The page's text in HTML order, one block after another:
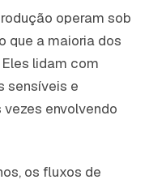
operam sob
que a maioria dos
lidam com
sensíveis e
envolvendo
os fluxos de